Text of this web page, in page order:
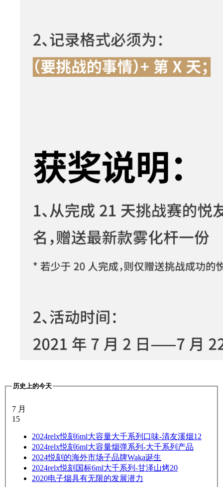
历史上的今天
7 月
15
2024relx悦刻6ml大容量大千系列口味-清友溪烟12
2024relx悦刻6ml大容量烟弹系列-大千系列产品
2024悦刻的海外市场子品牌Waka诞生
2024relx悦刻国标6ml大千系列-甘泽山烤20
2020电子烟具有无限的发展潜力